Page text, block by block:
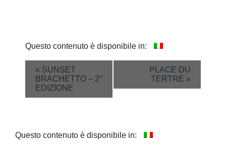
Questo contenuto è disponibile in:
Event
Navigation
« SUNSET
BRACHETTO – 2°
EDIZIONE
PLACE DU
TERTRE »
Questo contenuto è disponibile in: